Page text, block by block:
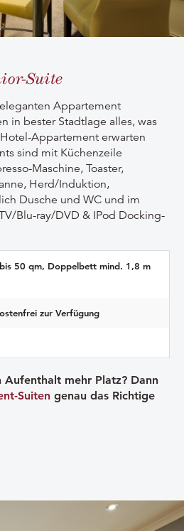
Suite
Appartement
in bester Stadtlage alles, was
Appartement erwarten
sind mit Küchenzeile
Maschine, Toaster,
Herd/Induktion,
Dusche und WC und im
Blu-ray/DVD & IPod Docking-
50 qm, Doppelbett mind. 1,8 m
zur Verfügung
mehr Platz? Dann
Suiten genau das Richtige